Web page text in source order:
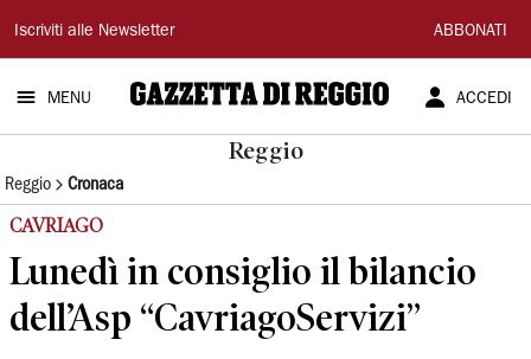
Gazzetta
di
Reggio
Iscriviti alle Newsletter ABBONATI
MENU ACCEDI
Reggio
Reggio Cronaca
CAVRIAGO
Lunedì in consiglio il bilancio
dell’Asp “CavriagoServizi”